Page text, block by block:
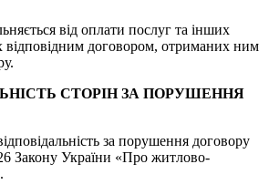
від оплати послуг та інших
відповідним договором, отриманих ним
СТОРІН ЗА ПОРУШЕННЯ
за порушення договору
26 Закону України «Про житлово-